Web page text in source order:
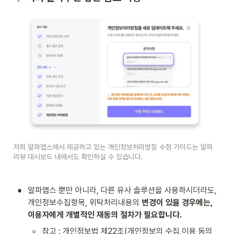
저희 알파앱스에서 제공하고 있는 개인정보처리방침 수정 가이드는 알파
리뷰 대시보드 내에서도 확인하실 수 있습니다.
•
알파앱스 뿐만 아니라, 다른 유사 솔루션을 사용하시더라도,
개인정보수집항목, 위탁처리내용의 변경이 있을 경우에는,
이용자에게 개별적인 재동의 절차가 필요합니다.
◦
참고 : 개인정보법 제22조(개인정보의 수집,이용 동의